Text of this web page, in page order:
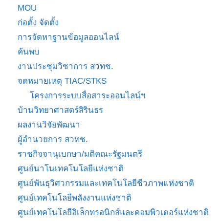
MOU
ก่อตั้ง จัดตั้ง
การจัดหาฐานข้อมูลออนไลน์
ค้นพบ
งานประชุมวิชาการ สวทช.
จดหมายเหตุ TIAC/STKS
โครงการระบบสื่อสาระออนไลน์ฯ
บ้านวิทยาศาสตร์สิรินธร
ผลงานวิจัยพัฒนา
ผู้อำนวยการ สวทช.
ราชกิจจานุเบกษา/มติคณะรัฐมนตรี
ศูนย์นาโนเทคโนโลยีแห่งชาติ
ศูนย์พันธุวิศวกรรมและเทคโนโลยีชีวภาพแห่งชาติ
ศูนย์เทคโนโลยีพลังงานแห่งชาติ
ศูนย์เทคโนโลยีอิเล็กทรอนิกส์และคอมพิวเตอร์แห่งชาติ